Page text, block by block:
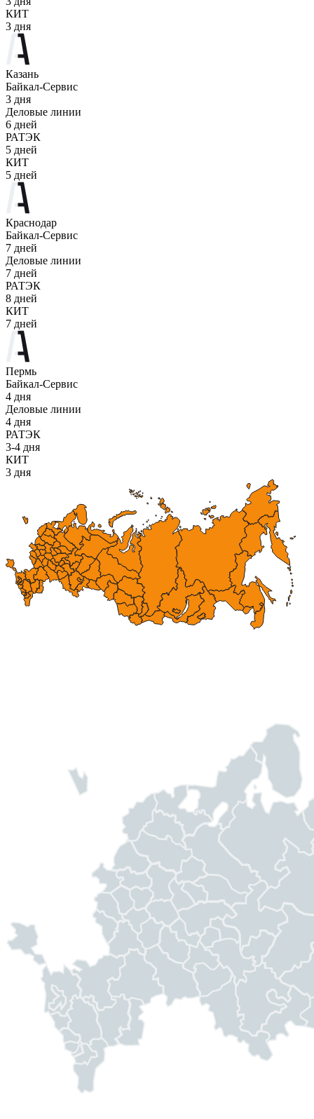
КИТ
3 дня
Казань
Байкал-Сервис
3 дня
Деловые линии
6 дней
РАТЭК
5 дней
КИТ
5 дней
Краснодар
Байкал-Сервис
7 дней
Деловые линии
7 дней
РАТЭК
8 дней
КИТ
7 дней
Пермь
Байкал-Сервис
4 дня
Деловые линии
4 дня
РАТЭК
3-4 дня
КИТ
3 дня